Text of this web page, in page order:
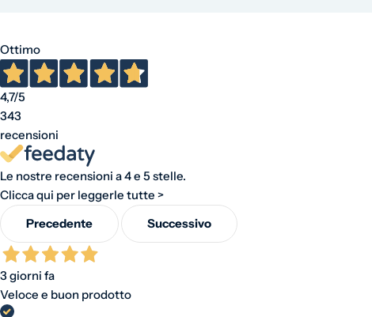
Ottimo
4,7/5
343
recensioni
Le nostre recensioni a 4 e 5 stelle.
Clicca qui per leggerle tutte >
Precedente
Successivo
3 giorni fa
Veloce e buon prodotto